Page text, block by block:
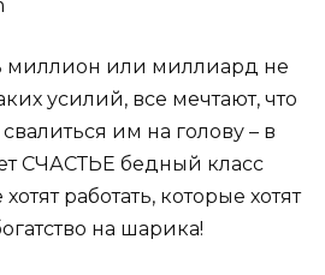
миллион или миллиард не
усилий, все мечтают, что
им на голову – в
СЧАСТЬЕ бедный класс
работать, которые хотят
на шарика!